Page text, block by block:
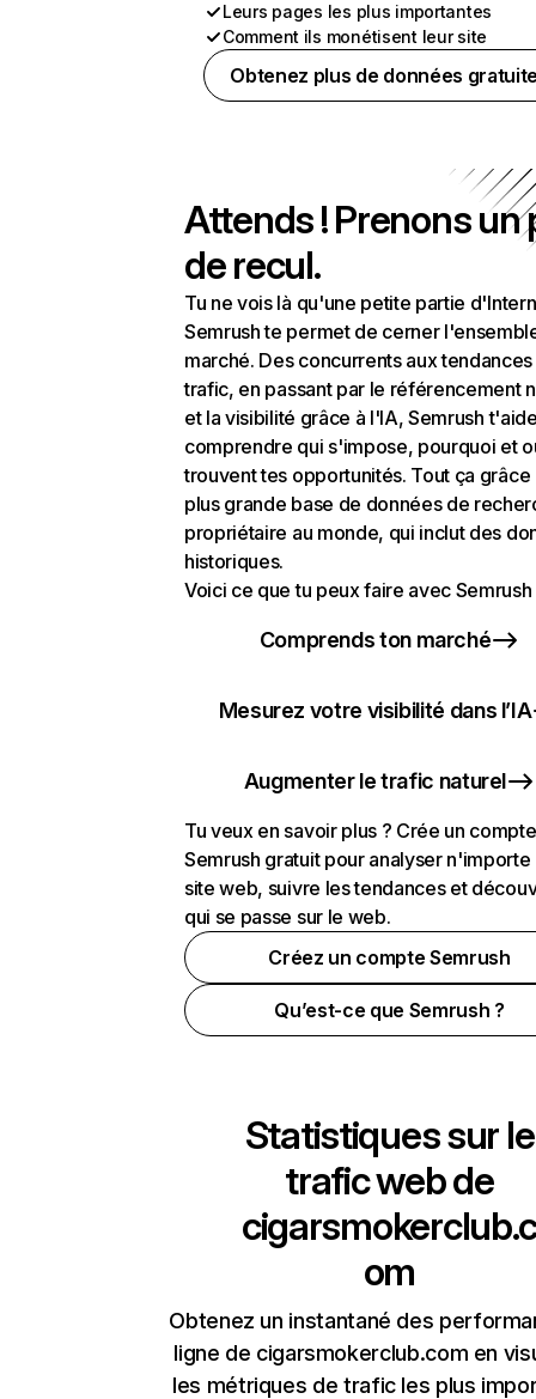
Leurs pages les plus importantes
Comment ils monétisent leur site
Obtenez plus de données
Attends ! Prenons un
de recul.
Tu ne vois là qu'une petite partie
Semrush te permet de cerner
marché. Des concurrents aux
trafic, en passant par le référencement
et la visibilité grâce à l'IA, Semrush
comprendre qui s'impose, pourquoi et
trouvent tes opportunités. Tout ça grâce
plus grande base de données de
propriétaire au monde, qui inclut des
historiques.
Voici ce que tu peux faire avec Semrush
Comprends ton marché
Mesurez votre visibilité dans l’IA
Augmenter le trafic naturel
Tu veux en savoir plus ? Crée un compte
Semrush gratuit pour analyser n'importe
site web, suivre les tendances et
qui se passe sur le web.
Créez un compte Semrush
Qu’est-ce que Semrush ?
Statistiques sur le
trafic web de
om
Obtenez un instantané des
ligne de cigarsmokerclub.com en
les métriques de trafic les plus